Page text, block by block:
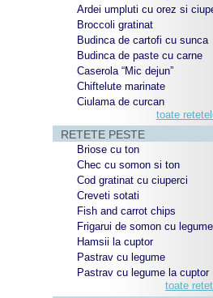
Ardei umpluti cu orez si
Broccoli gratinat
Budinca de cartofi cu sunca
Budinca de paste cu carne
Caserola “Mic dejun”
Chiftelute marinate
Ciulama de curcan
toate
RETETE PESTE
Briose cu ton
Chec cu somon si ton
Cod gratinat cu ciuperci
Creveti sotati
Fish and carrot chips
Frigarui de somon cu legume
Hamsii la cuptor
Pastrav cu legume
Pastrav cu legume la cuptor
toate